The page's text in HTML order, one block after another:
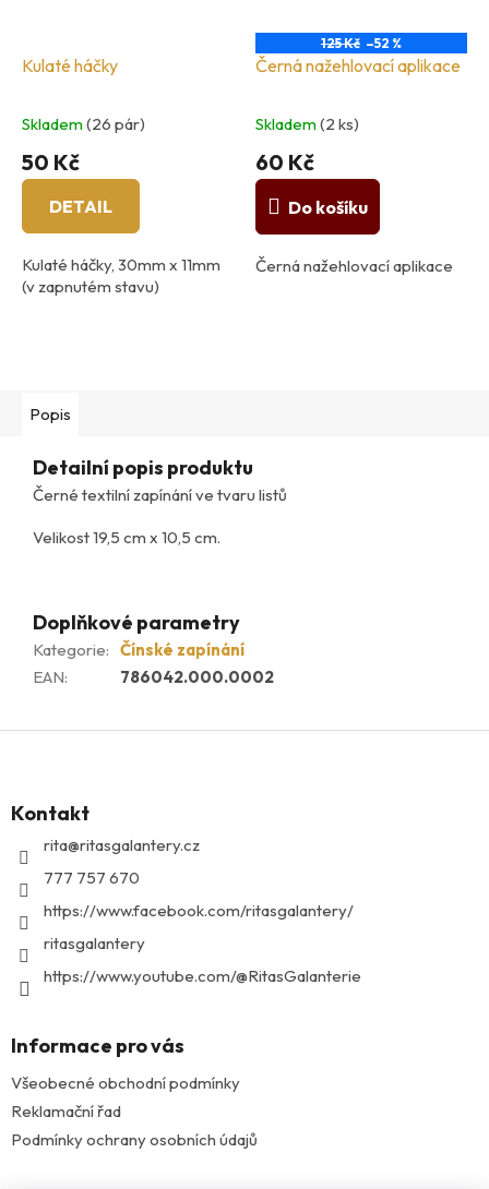
Kulaté háčky
Skladem(26 pár)
50 Kč
DETAIL
Kulaté háčky, 30mm x 11mm
(v zapnutém stavu)
125 Kč –52 %
Černá nažehlovací aplikace
Skladem(2 ks)
60 Kč
Do košíku
Černá nažehlovací aplikace
Popis
Detailní popis produktu
Černé textilní zapínání ve tvaru listů
Velikost 19,5 cm x 10,5 cm.
Doplňkové parametry
Kategorie: Čínské zapínání
EAN: 786042.000.0002
aKontakt
rita@ritasgalantery.cz
777 757 670
https://www.facebook.com/ritasgalantery/
ritasgalantery
https://www.youtube.com/@RitasGalanterie
Informace pro vás
Všeobecné obchodní podmínky
Reklamační řad
Podmínky ochrany osobních údajů